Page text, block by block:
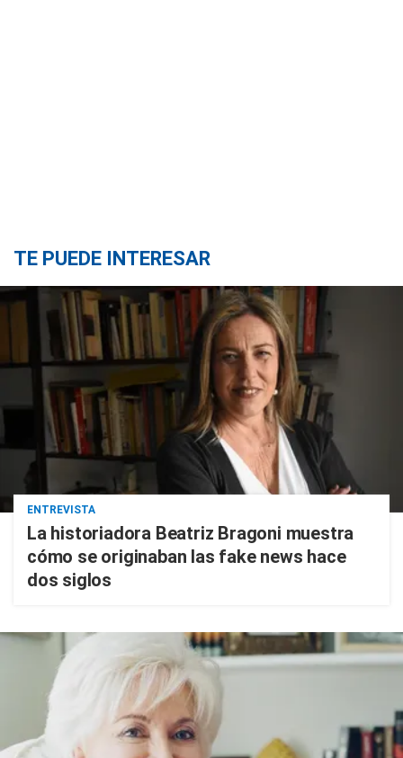
TE PUEDE INTERESAR
ENTREVISTA
La historiadora Beatriz Bragoni muestra
cómo se originaban las fake news hace
dos siglos